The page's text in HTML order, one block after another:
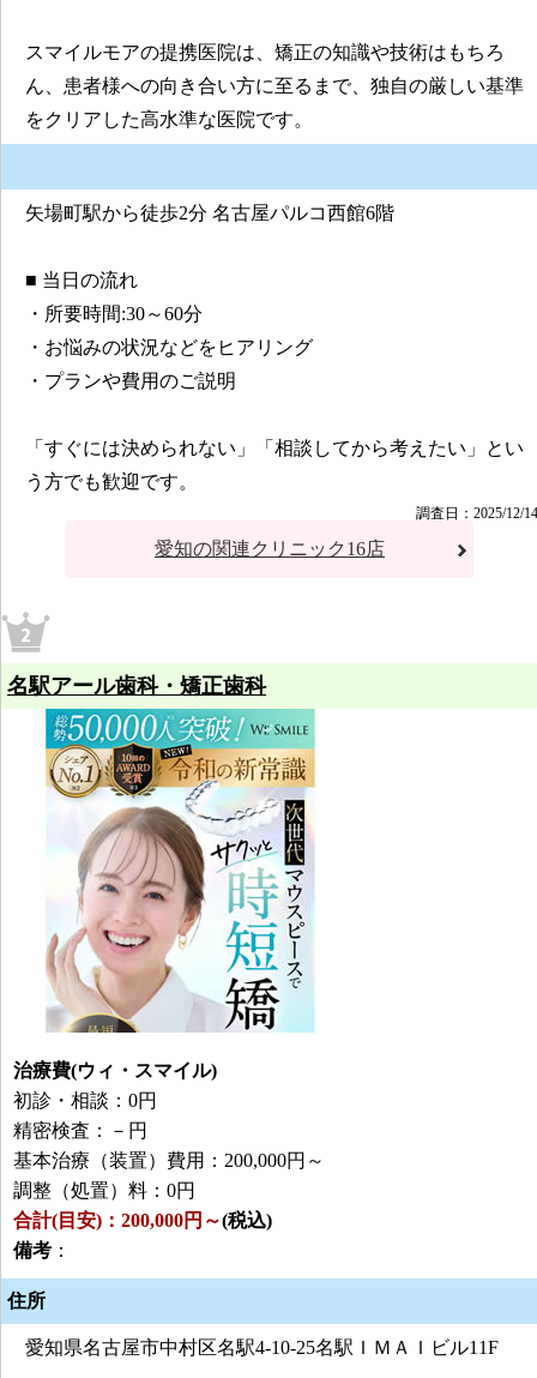
スマイルモアの提携医院は、矯正の知識や技術はもちろ
ん、患者様への向き合い方に至るまで、独自の厳しい基準
をクリアした高水準な医院です。
矢場町駅から徒歩2分 名古屋パルコ西館6階
■ 当日の流れ
・所要時間:30～60分
・お悩みの状況などをヒアリング
・プランや費用のご説明
「すぐには決められない」「相談してから考えたい」とい
う方でも歓迎です。
調査日：2025/12/14
愛知の関連クリニック16店
名駅アール歯科・矯正歯科
治療費(ウィ・スマイル)
初診・相談：0円
精密検査：－円
基本治療（装置）費用：200,000円～
調整（処置）料：0円
合計(目安)：200,000円～(税込)
備考 ：
住所
愛知県名古屋市中村区名駅4-10-25名駅ＩＭＡＩビル11F